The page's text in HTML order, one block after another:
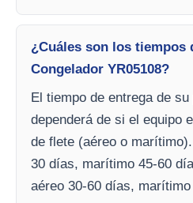
¿Cuáles son los tiempos
Congelador YR05108?
El tiempo de entrega de
dependerá de si el equipo
de flete (aéreo o
30 días, marítimo 45-60
aéreo 30-60 días,